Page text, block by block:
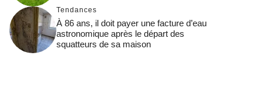
Tendances
À 86 ans, il doit payer une facture d’eau
astronomique après le départ des
squatteurs de sa maison